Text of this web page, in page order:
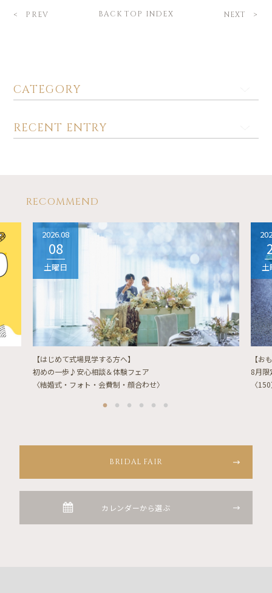
CATEGORY
RECENT ENTRY
PREV BACK TOP INDEX NEXT
RECOMMEND
2026.08
08
土曜日
【はじめて式場見学する方へ】
初めの一歩♪安心相談＆体験フェア
〈結婚式・フォト・会費制・顔合わせ〉
土
【お
8月限
〈
BRIDAL FAIR
カレンダーから選ぶ